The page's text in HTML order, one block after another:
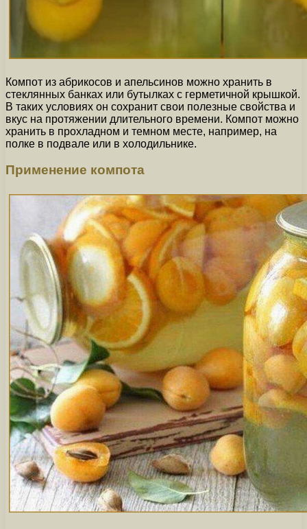
Компот из абрикосов и апельсинов можно хранить в
стеклянных банках или бутылках с герметичной крышкой.
В таких условиях он сохранит свои полезные свойства и
вкус на протяжении длительного времени. Компот можно
хранить в прохладном и темном месте, например, на
полке в подвале или в холодильнике.
Применение компота